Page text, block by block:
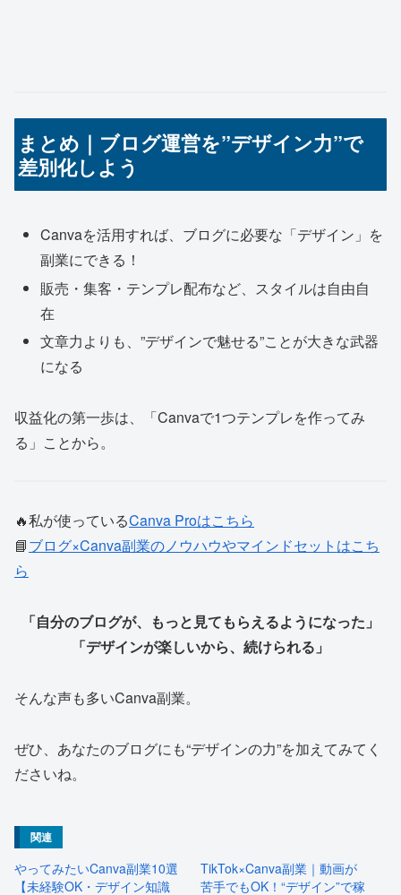
まとめ｜ブログ運営を”デザイン力”で
差別化しよう
Canvaを活用すれば、ブログに必要な「デザイン」を
副業にできる！
販売・集客・テンプレ配布など、スタイルは自由自
在
文章力よりも、”デザインで魅せる”ことが大きな武器
になる
収益化の第一歩は、「Canvaで1つテンプレを作ってみ
る」ことから。
🔥私が使っているCanva Proはこちら
📘ブログ×Canva副業のノウハウやマインドセットはこち
ら
「自分のブログが、もっと見てもらえるようになった」
「デザインが楽しいから、続けられる」
そんな声も多いCanva副業。
ぜひ、あなたのブログにも“デザインの力”を加えてみてく
ださいね。
関連
やってみたいCanva副業10選
【未経験OK・デザイン知識
TikTok×Canva副業｜動画が
苦手でもOK！“デザイン”で稼